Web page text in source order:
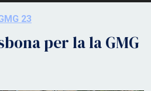
23
per la la GMG